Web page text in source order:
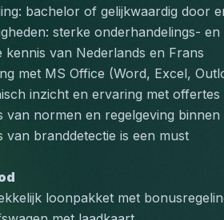
bachelor of gelijkwaardig door
sterke onderhandelings-
kennis van Nederlands en Frans
met MS Office (Word, Excel,
inzicht en ervaring met offertes
van normen en regelgeving
van branddetectie is een must
loonpakket met